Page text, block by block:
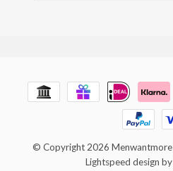
© Copyright 2026 Menwantmore
Lightspeed design by